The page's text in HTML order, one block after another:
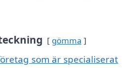
gömma
som är specialiserat